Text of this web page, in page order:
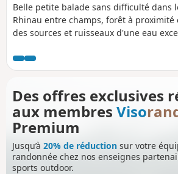
Belle petite balade sans difficulté dans
Rhinau entre champs, forêt à
des sources et ruisseaux d'une eau
enfants.
Des offres exclusives
aux membres Viso
Premium
Jusqu’à 20% de réduction sur votre
randonnée chez nos enseignes
sports outdoor.